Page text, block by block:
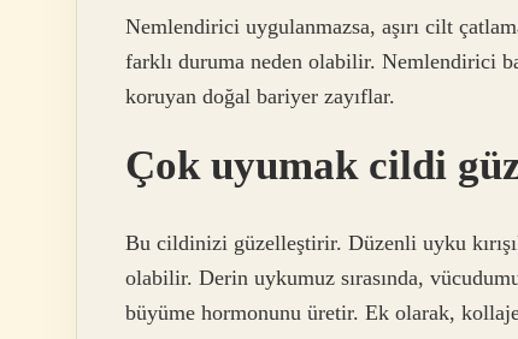
Nemlendirici uygulanmazsa, aşırı cilt
farklı duruma neden olabilir. Nemlendirici
koruyan doğal bariyer zayıflar.
Çok uyumak cildi
Bu cildinizi güzelleştirir. Düzenli uyku
olabilir. Derin uykumuz sırasında,
büyüme hormonunu üretir. Ek olarak,